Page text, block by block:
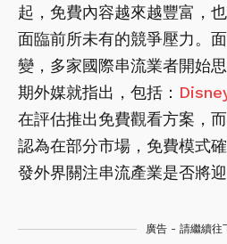
起，免費內容越來越豐富，
面臨前所未有的競爭壓力。
變，多家國際串流業者開始
期外媒就指出，包括：
在評估推出免費觀看方案，而
認為在部分市場，免費模式
發外界關注串流產業是否將迎
廣告 - 請繼續往